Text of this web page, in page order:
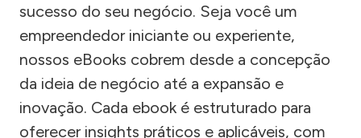
sucesso do seu negócio. Seja você um
empreendedor iniciante ou experiente,
nossos eBooks cobrem desde a concepção
da ideia de negócio até a expansão e
inovação. Cada ebook é estruturado para
oferecer insights práticos e aplicáveis, com